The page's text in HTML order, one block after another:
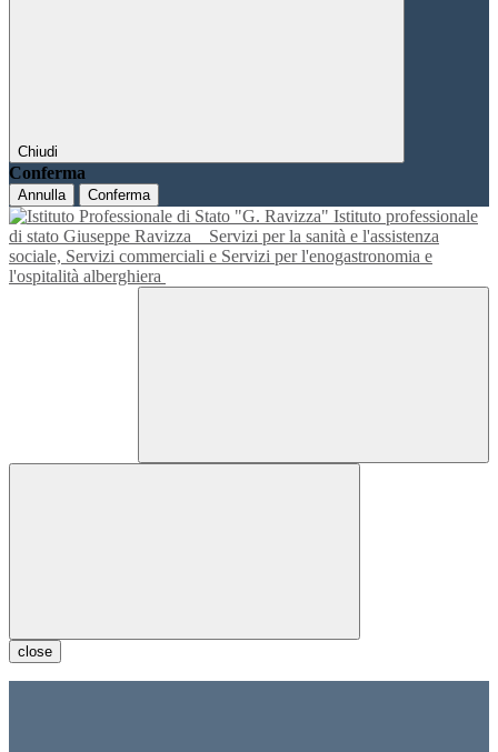
Chiudi
Conferma
Annulla Conferma
Istituto professionale
di stato Giuseppe Ravizza
Servizi per la sanità e l'assistenza
sociale, Servizi commerciali e Servizi per l'enogastronomia e
l'ospitalità alberghiera
close